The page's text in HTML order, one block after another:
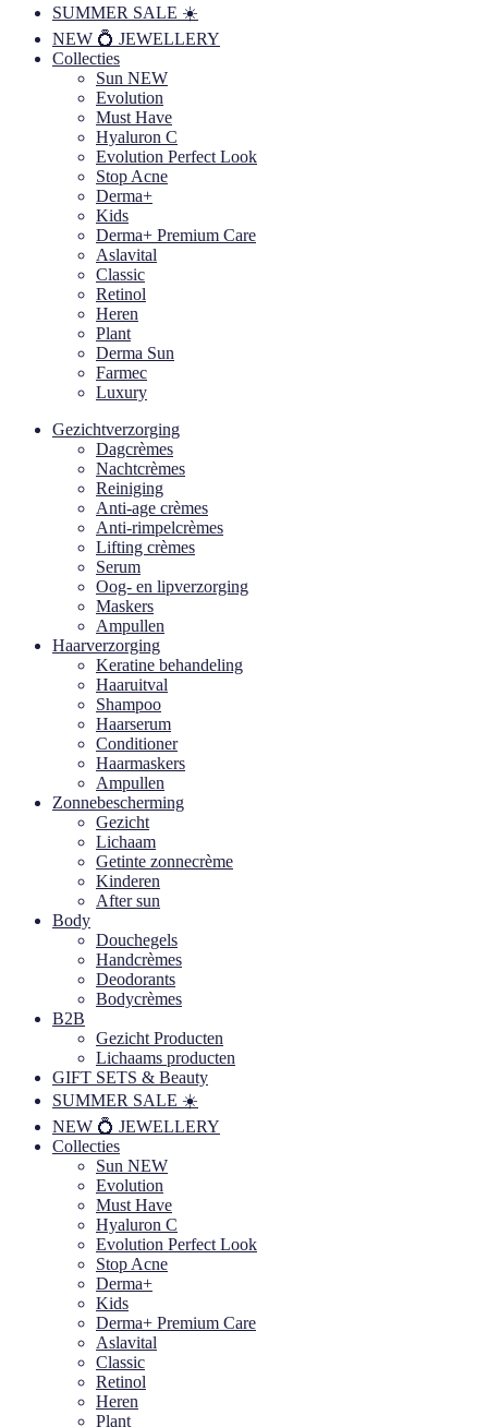
SUMMER SALE ☀️
NEW 💍 JEWELLERY
Collecties
Sun NEW
Evolution
Must Have
Hyaluron C
Evolution Perfect Look
Stop Acne
Derma+
Kids
Derma+ Premium Care
Aslavital
Classic
Retinol
Heren
Plant
Derma Sun
Farmec
Luxury
Gezichtverzorging
Dagcrèmes
Nachtcrèmes
Reiniging
Anti-age crèmes
Anti-rimpelcrèmes
Lifting crèmes
Serum
Oog- en lipverzorging
Maskers
Ampullen
Haarverzorging
Keratine behandeling
Haaruitval
Shampoo
Haarserum
Conditioner
Haarmaskers
Ampullen
Zonnebescherming
Gezicht
Lichaam
Getinte zonnecrème
Kinderen
After sun
Body
Douchegels
Handcrèmes
Deodorants
Bodycrèmes
B2B
Gezicht Producten
Lichaams producten
GIFT SETS & Beauty
SUMMER SALE ☀️
NEW 💍 JEWELLERY
Collecties
Sun NEW
Evolution
Must Have
Hyaluron C
Evolution Perfect Look
Stop Acne
Derma+
Kids
Derma+ Premium Care
Aslavital
Classic
Retinol
Heren
Plant